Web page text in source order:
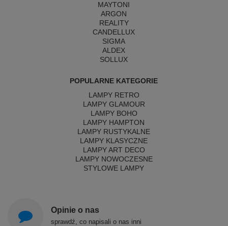
MAYTONI
ARGON
REALITY
CANDELLUX
SIGMA
ALDEX
SOLLUX
POPULARNE KATEGORIE
LAMPY RETRO
LAMPY GLAMOUR
LAMPY BOHO
LAMPY HAMPTON
LAMPY RUSTYKALNE
LAMPY KLASYCZNE
LAMPY ART DECO
LAMPY NOWOCZESNE
STYLOWE LAMPY
Opinie o nas
sprawdź, co napisali o nas inni